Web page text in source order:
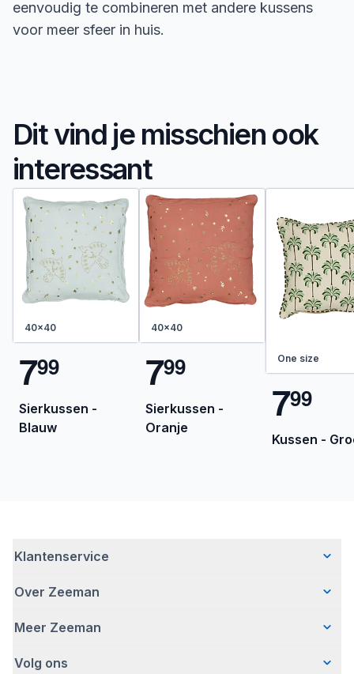
eenvoudig te combineren met andere kussens
voor meer sfeer in huis.
Dit vind je misschien ook
interessant
40x40
799
Sierkussen -
Blauw
40x40
799
Sierkussen -
Oranje
One size
799
Kussen -
Klantenservice
Veelgestelde vragen
Bezorgen
Over Zeeman
Wie wij zijn
Hoe wij verantwoord ondernemen
Meer Zeeman
Veiligheidswaarschuwing
Volg ons